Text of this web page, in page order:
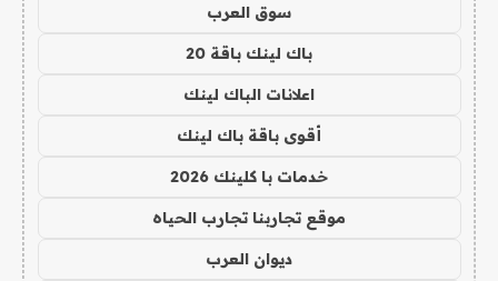
سوق العرب
باك لينك باقة 20
اعلانات الباك لينك
أقوى باقة باك لينك
خدمات با كلينك 2026
موقع تجاربنا تجارب الحياه
ديوان العرب